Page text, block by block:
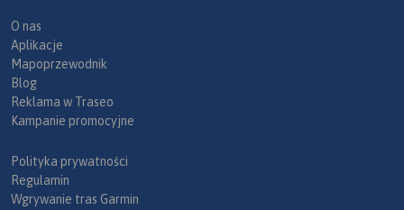
O nas
Aplikacje
Mapoprzewodnik
Blog
Reklama w Traseo
Kampanie promocyjne
Polityka prywatności
Regulamin
Wgrywanie tras Garmin